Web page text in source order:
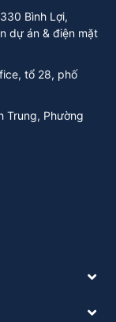
mặt trời
thông thường,
cấu trúc phức
với các vai trò
định và độ tin
phụ thuộc
Dưới đây là
lượng mặt
Solar. So với
pin mạnh mẽ
Bình Lợi,
dự án & điện mặt
tổ 28, phố
Trung, Phường